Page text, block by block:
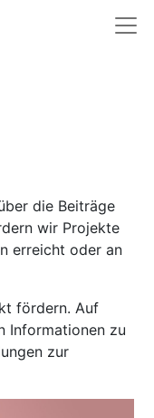
die Beiträge
wir Projekte
erreicht oder an
fördern. Auf
Informationen zu
zur